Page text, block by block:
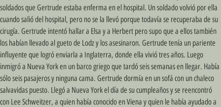
soldados que Gertrude estaba enferma en el hospital. Un soldado volvió por ella
cuando salió del hospital, pero no se la llevó porque todavía se recuperaba de su
cirugía. Gertrude intentó hallar a Elsa y a Herbert pero supo que a ellos también
los habían llevado al gueto de Lodz y los asesinaron. Gertrude tenía un pariente
influyente que logró enviarla a Inglaterra, donde ella vivió tres años. Luego
inmigró a Nueva York en un barco griego que tardó seis semanas en llegar. Había
sólo seis pasajeros y ninguna cama. Gertrude dormía en un sofá con un chaleco
salvavidas puesto. Llegó a Nueva York el día de su cumpleaños y se reencontró
con Lee Schweitzer, a quien había conocido en Viena y quien le había ayudado a